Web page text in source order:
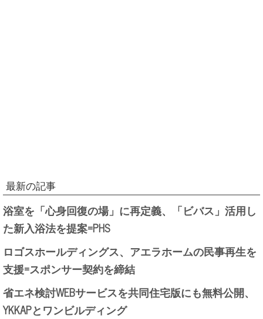
最新の記事
浴室を「心身回復の場」に再定義、「ビバス」活用し
た新入浴法を提案=PHS
ロゴスホールディングス、アエラホームの民事再生を
支援=スポンサー契約を締結
省エネ検討WEBサービスを共同住宅版にも無料公開、
YKKAPとワンビルディング